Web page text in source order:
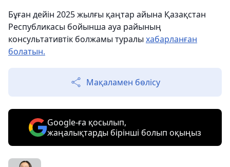
Бұған дейін 2025 жылғы қаңтар айына Қазақстан
Республикасы бойынша ауа райының
консультативтік болжамы туралы хабарланған
болатын.
Мақаламен бөлісу
Google-ға қосылып,
жаңалықтарды бірінші болып оқыңыз